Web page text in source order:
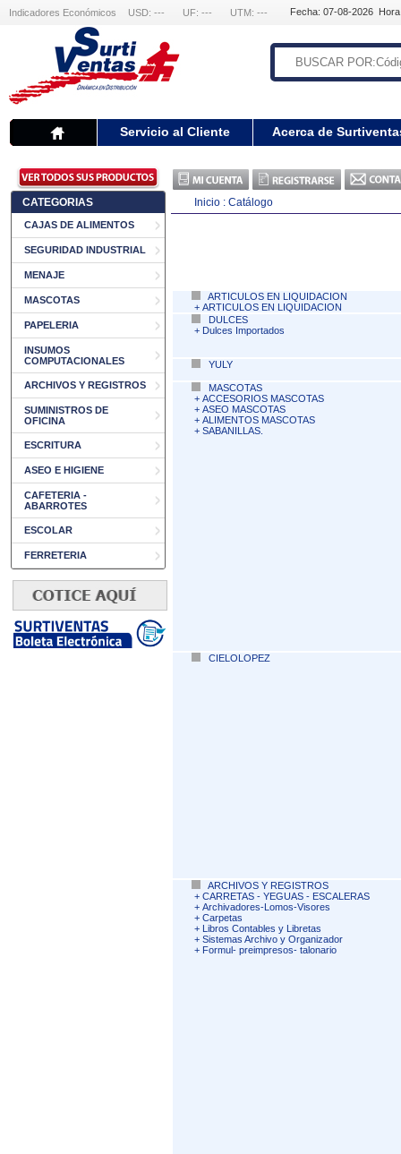
Indicadores Económicos USD: --- UF: --- UTM: --- Fecha: 07-08-2026
Servicio al Cliente Acerca de
CATEGORIAS
CAJAS DE ALIMENTOS
SEGURIDAD INDUSTRIAL
MENAJE
MASCOTAS
PAPELERIA
INSUMOS
COMPUTACIONALES
ARCHIVOS Y REGISTROS
SUMINISTROS DE
OFICINA
ESCRITURA
ASEO E HIGIENE
CAFETERIA -
ABARROTES
ESCOLAR
FERRETERIA
Inicio : Catálogo
ARTICULOS EN LIQUIDACION
+ ARTICULOS EN LIQUIDACION
DULCES
+ Dulces Importados
YULY
MASCOTAS
+ ACCESORIOS MASCOTAS
+ ASEO MASCOTAS
+ ALIMENTOS MASCOTAS
+ SABANILLAS.
CIELOLOPEZ
ARCHIVOS Y REGISTROS
+ CARRETAS - YEGUAS - ESCALERAS
+ Archivadores-Lomos-Visores
+ Carpetas
+ Libros Contables y Libretas
+ Sistemas Archivo y Organizador
+ Formul- preimpresos- talonario